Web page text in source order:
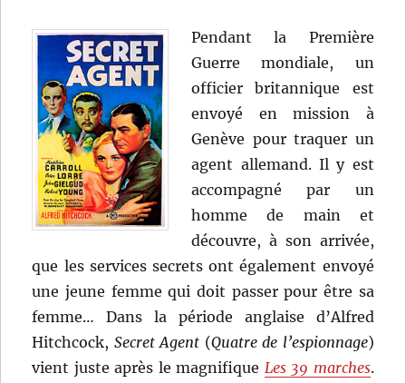
Pendant la Première
Guerre mondiale, un
officier britannique est
envoyé en mission à
Genève pour traquer un
agent allemand. Il y est
accompagné par un
homme de main et
découvre, à son arrivée,
que les services secrets ont également envoyé
une jeune femme qui doit passer pour être sa
femme… Dans la période anglaise d’Alfred
Hitchcock, Secret Agent (Quatre de l’espionnage)
vient juste après le magnifique Les 39 marches.